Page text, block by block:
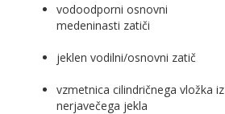
vodoodporni osnovni
medeninasti zatiči
jeklen vodilni/osnovni zatič
vzmetnica cilindričnega vložka iz
nerjavečega jekla